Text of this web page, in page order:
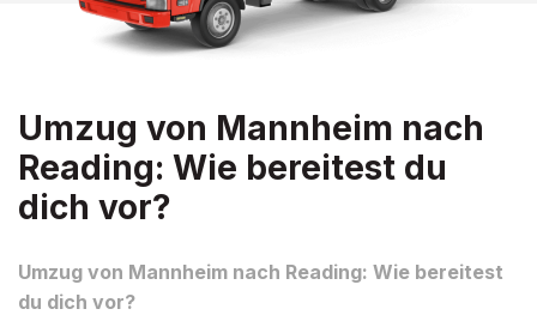
Umzug von Mannheim nach
Reading: Wie bereitest du
dich vor?
Umzug von Mannheim nach Reading: Wie bereitest
du dich vor?